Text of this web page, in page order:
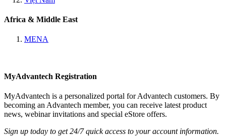
Africa & Middle East
MENA
MyAdvantech Registration
MyAdvantech is a personalized portal for Advantech customers. By
becoming an Advantech member, you can receive latest product
news, webinar invitations and special eStore offers.
Sign up today to get 24/7 quick access to your account information.